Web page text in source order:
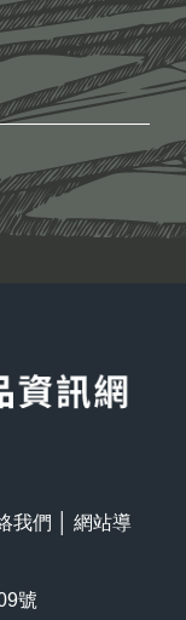
我們
網站導
號